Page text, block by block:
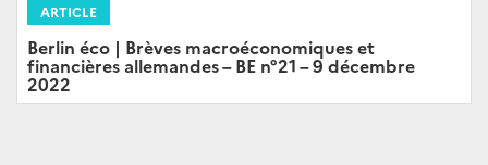
ARTICLE
Berlin éco | Brèves macroéconomiques et
financières allemandes – BE n°21 – 9 décembre
2022